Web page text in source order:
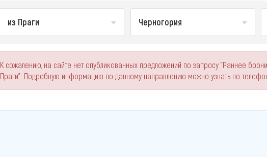
из Праги Черногория
К сожалению, на сайте нет опубликованных предложений по запросу "Раннее
Праги". Подробную информацию по данному направлению можно узнать по